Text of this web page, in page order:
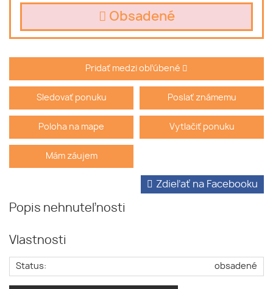
Obsadené
Pridať medzi obľúbené
Sledovať ponuku Poslať známemu
Poloha na mape Vytlačiť ponuku
Mám záujem
Popis nehnuteľnosti
Zdieľať na Facebooku
Vlastnosti
Status: obsadené